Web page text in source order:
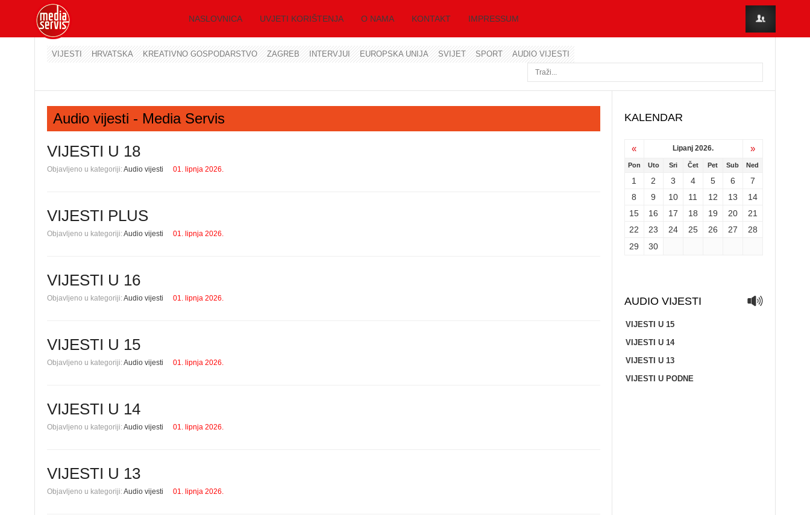
NASLOVNICA UVJETI KORIŠTENJA O NAMA KONTAKT IMPRESSUM
VIJESTI HRVATSKA KREATIVNO GOSPODARSTVO ZAGREB INTERVJUI EUROPSKA UNIJA SVIJET SPORT AUDIO VIJESTI
Audio vijesti - Media Servis
VIJESTI U 18
Objavljeno u kategoriji:Audio vijesti 01. lipnja 2026.
VIJESTI PLUS
Objavljeno u kategoriji:Audio vijesti 01. lipnja 2026.
VIJESTI U 16
Objavljeno u kategoriji:Audio vijesti 01. lipnja 2026.
VIJESTI U 15
Objavljeno u kategoriji:Audio vijesti 01. lipnja 2026.
VIJESTI U 14
Objavljeno u kategoriji:Audio vijesti 01. lipnja 2026.
VIJESTI U 13
Objavljeno u kategoriji:Audio vijesti 01. lipnja 2026.
KALENDAR
« Lipanj 2026. »
Pon Uto Sri Čet Pet Sub Ned
1 2 3 4 5 6
7
8
9 10 11 12 13
14
15
16 17 18 19 20
21
22
23 24 25 26 27
28
29
30
AUDIO VIJESTI
VIJESTI U 15
VIJESTI U 14
VIJESTI U 13
VIJESTI U PODNE